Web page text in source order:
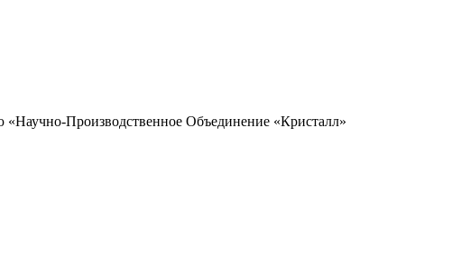
«Научно-Производственное Объединение «Кристалл»